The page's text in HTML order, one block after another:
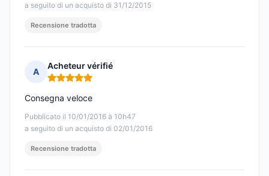
a seguito di un acquisto di 31/12/2015
Recensione tradotta
A
Acheteur vérifié
Nota: 5 su 5
Pubblicato il 10/01/2016 à 10h47
a seguito di un acquisto di 02/01/2016
Consegna veloce
Recensione tradotta